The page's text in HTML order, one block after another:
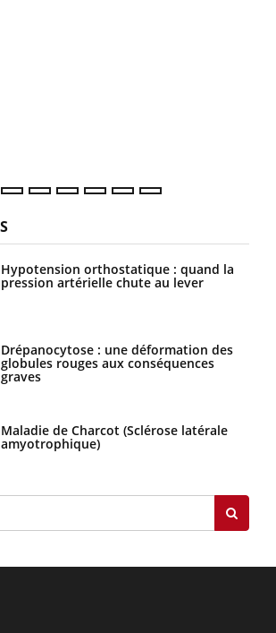
Hypotension orthostatique : quand la
pression artérielle chute au lever
Drépanocytose : une déformation des
globules rouges aux conséquences
graves
Maladie de Charcot (Sclérose latérale
amyotrophique)